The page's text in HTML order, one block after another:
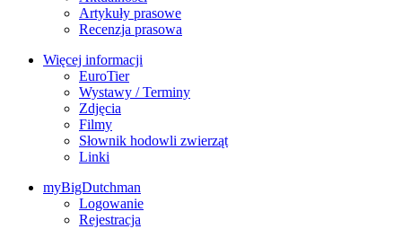
Artykuły prasowe
Recenzja prasowa
Więcej informacji
EuroTier
Wystawy / Terminy
Zdjęcia
Filmy
Słownik hodowli zwierząt
Linki
myBigDutchman
Logowanie
Rejestracja